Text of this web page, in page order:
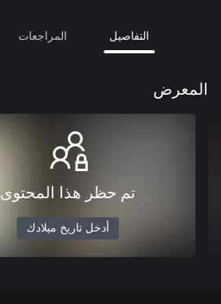
التفاصيل المراجعات
المعرض
تم حظر هذا المحتوى
أدخل تاريخ ميلادك